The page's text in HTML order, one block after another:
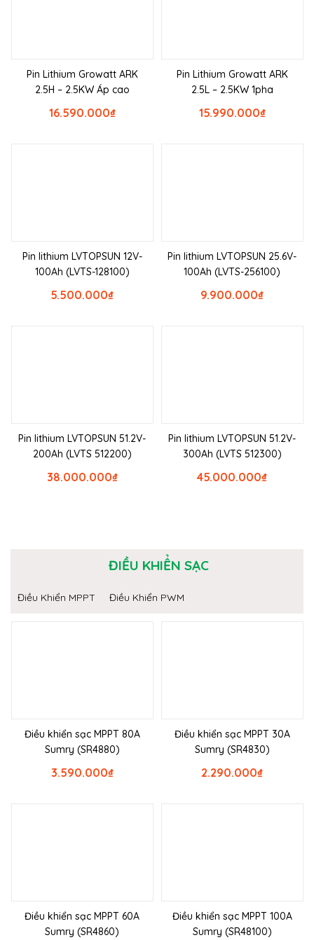
Pin Lithium Growatt ARK
2.5H – 2.5KW Áp cao
₫
16.590.000
Pin Lithium Growatt ARK
2.5L – 2.5KW 1pha
₫
15.990.000
Pin lithium LVTOPSUN 12V-
100Ah (LVTS-128100)
₫
5.500.000
Pin lithium LVTOPSUN 25.6V-
100Ah (LVTS-256100)
₫
9.900.000
Pin lithium LVTOPSUN 51.2V-
200Ah (LVTS 512200)
₫
38.000.000
Pin lithium LVTOPSUN 51.2V-
300Ah (LVTS 512300)
₫
45.000.000
ĐIỀU KHIỂN SẠC
Điều Khiển MPPT Điều Khiển PWM
Điều khiển sạc MPPT 80A
Sumry (SR4880)
₫
3.590.000
Điều khiển sạc MPPT 30A
Sumry (SR4830)
₫
2.290.000
Điều khiển sạc MPPT 60A
Sumry (SR4860)
Điều khiển sạc MPPT 100A
Sumry (SR48100)